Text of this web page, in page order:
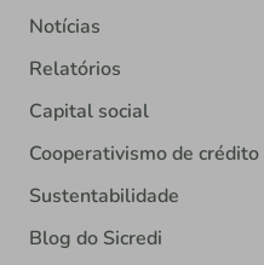
Notícias
Relatórios
Capital social
Cooperativismo de crédito
Sustentabilidade
Blog do Sicredi